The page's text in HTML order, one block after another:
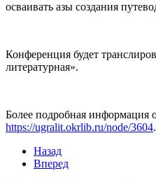
осваивать азы создания
Конференция будет
литературная».
Более подробная информация
https://ugralit.okrlib.ru/node/3604.
Назад
Вперед